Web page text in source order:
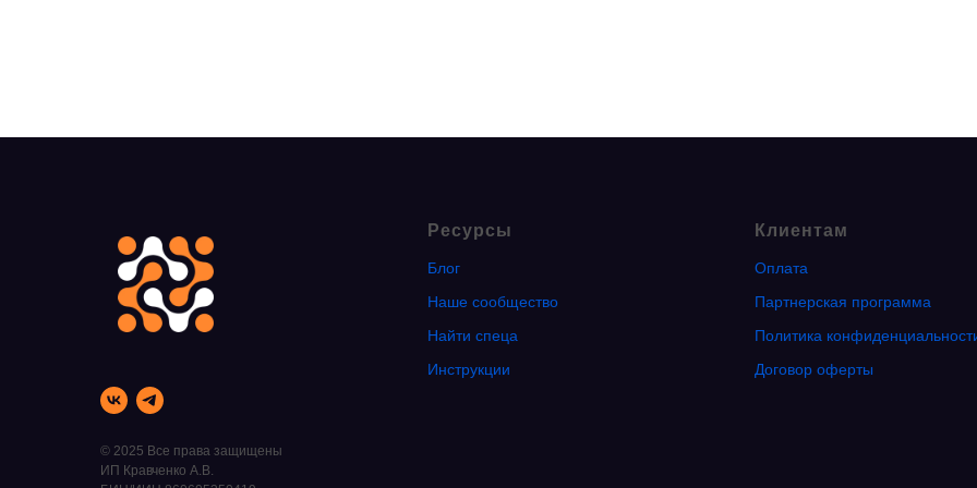
© 2025 Все права защищены
ИП Кравченко А.В.
Ресурсы
Блог
Наше сообщество
Найти спеца
Инструкции
Клиентам
Оплата
Партнерская программа
Политика
Договор оферты